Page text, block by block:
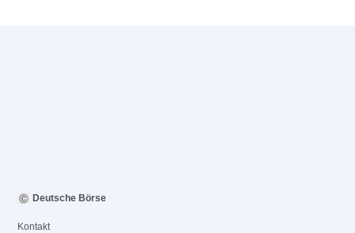
Deutsche Börse
Kontakt